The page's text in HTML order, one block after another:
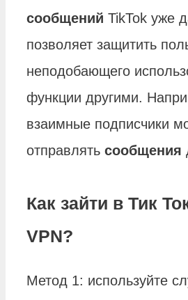
сообщений TikTok уже
позволяет защитить
неподобающего
функции другими.
взаимные подписчики
отправлять сообщения
Как зайти в Тик
VPN?
Метод 1: используйте